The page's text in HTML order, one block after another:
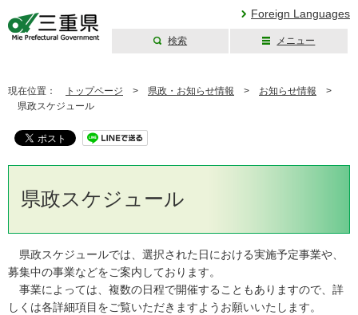
Foreign Languages
検索 メニュー
現在位置： トップページ > 県政・お知らせ情報 > お知らせ情報 >
県政スケジュール
県政スケジュール
県政スケジュールでは、選択された日における実施予定事業や、
募集中の事業などをご案内しております。
事業によっては、複数の日程で開催することもありますので、詳
しくは各詳細項目をご覧いただきますようお願いいたします。